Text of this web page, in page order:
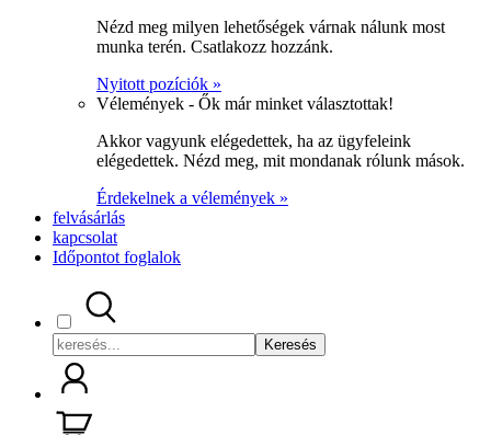
Nézd meg milyen lehetőségek várnak nálunk most
munka terén. Csatlakozz hozzánk.
Nyitott pozíciók »
Vélemények - Ők már minket választottak!
Akkor vagyunk elégedettek, ha az ügyfeleink
elégedettek. Nézd meg, mit mondanak rólunk mások.
Érdekelnek a vélemények »
felvásárlás
kapcsolat
Időpontot foglalok
Keresés